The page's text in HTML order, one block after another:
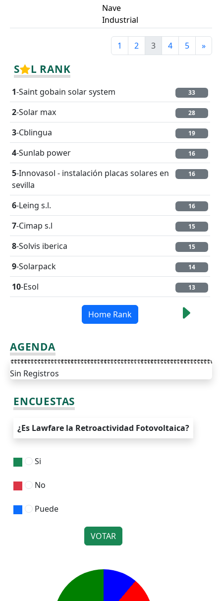
Nave
Industrial
1 2 3 4 5 »
S L RANK
1-Saint gobain solar system 33
2-Solar max 28
3-Cblingua 19
4-Sunlab power 16
5-Innovasol - instalación placas solares en
sevilla
16
6-Leing s.l. 16
7-Cimap s.l 15
8-Solvis iberica 15
9-Solarpack 14
10-Esol 13
Home Rank
AGENDA
Sin Registros
ENCUESTAS
¿Es Lawfare la Retroactividad Fotovoltaica?
Si
No
Puede
VOTAR